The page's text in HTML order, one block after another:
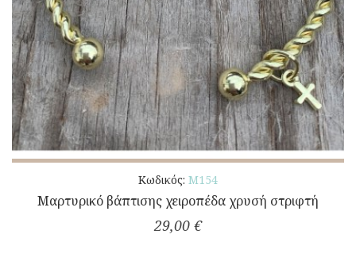
Κωδικός: Μ154
Μαρτυρικό βάπτισης χειροπέδα χρυσή στριφτή
29,00 €